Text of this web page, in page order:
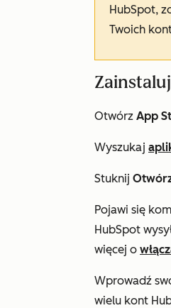
HubSpot,
Twoich
Otwórz App
Wyszukaj
Stuknij
Pojawi się
HubSpot
więcej o
Wprowadź
wielu kont